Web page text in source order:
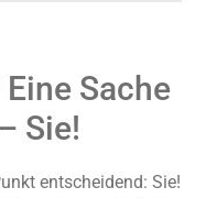
Sache
Sie!
entscheidend: Sie!